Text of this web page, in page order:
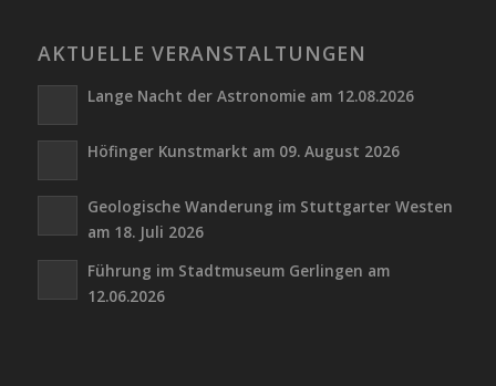
AKTUELLE VERANSTALTUNGEN
Lange Nacht der Astronomie am 12.08.2026
Höfinger Kunstmarkt am 09. August 2026
Geologische Wanderung im Stuttgarter Westen
am 18. Juli 2026
Führung im Stadtmuseum Gerlingen am
12.06.2026